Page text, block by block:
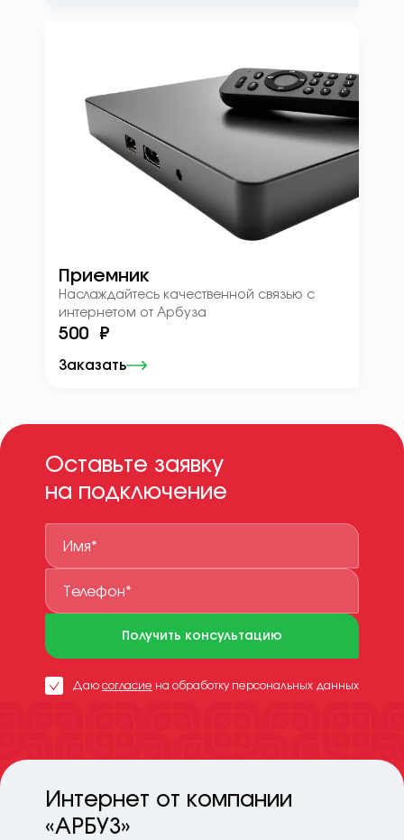
Приемник
Наслаждайтесь качественной связью с
интернетом от Арбуза
500 ₽
Заказать
Оставьте заявку
на подключение
Получить консультацию
Даю согласие на обработку персональных данных
Интернет от компании
«АРБУЗ»